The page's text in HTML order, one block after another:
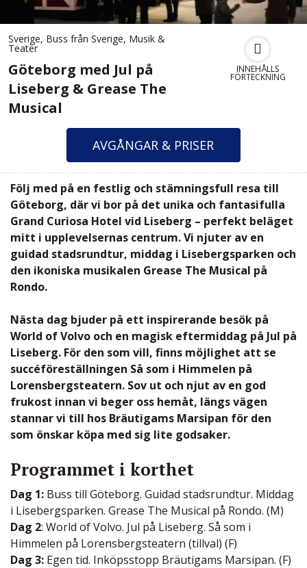
Sverige, Buss från Sverige, Musik &
Teater
Göteborg med Jul på
Liseberg & Grease The
Musical
AVGÅNGAR & PRISER
INNEHÅLLS
FÖRTECKNING
Följ med på en festlig och stämningsfull resa till
Göteborg, där vi bor på det unika och fantasifulla
Grand Curiosa Hotel vid Liseberg – perfekt beläget
mitt i upplevelsernas centrum. Vi njuter av en
guidad stadsrundtur, middag i Lisebergsparken och
den ikoniska musikalen Grease The Musical på
Rondo.
Nästa dag bjuder på ett inspirerande besök på
World of Volvo och en magisk eftermiddag på Jul på
Liseberg. För den som vill, finns möjlighet att se
succéföreställningen Så som i Himmelen på
Lorensbergsteatern. Sov ut och njut av en god
frukost innan vi beger oss hemåt, längs vägen
stannar vi till hos Bräutigams Marsipan för den
som önskar köpa med sig lite godsaker.
Programmet i korthet
Dag 1: Buss till Göteborg. Guidad stadsrundtur. Middag
i Lisebergsparken. Grease The Musical på Rondo. (M)
Dag 2: World of Volvo. Jul på Liseberg. Så som i
Himmelen på Lorensbergsteatern (tillval) (F)
Dag 3: Egen tid. Inköpsstopp Bräutigams Marsipan. (F)